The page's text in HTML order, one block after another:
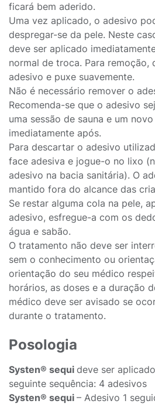
ficará bem aderido.
Uma vez aplicado, o adesivo
despregar-se da pele. Neste
deve ser aplicado
normal de troca. Para remoção,
adesivo e puxe suavemente.
Não é necessário remover o
Recomenda-se que o adesivo
uma sessão de sauna e um
imediatamente após.
Para descartar o adesivo
face adesiva e jogue-o no lixo
adesivo na bacia sanitária). O
mantido fora do alcance das
Se restar alguma cola na pele,
adesivo, esfregue-a com os
água e sabão.
O tratamento não deve ser
sem o conhecimento ou
orientação do seu médico
horários, as doses e a duração
médico deve ser avisado se
durante o tratamento.
Posologia
Systen® sequi deve ser
seguinte sequência: 4 adesivos
Systen® sequi – Adesivo 1